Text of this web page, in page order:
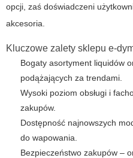
opcji, zaś doświadczeni
akcesoria.
Kluczowe zalety sklepu e-
Bogaty asortyment liquidów
podążających za trendami.
Wysoki poziom obsługi i
zakupów.
Dostępność najnowszych
do wapowania.
Bezpieczeństwo zakupów –